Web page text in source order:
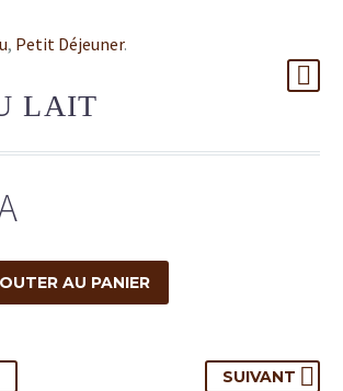
, Petit Déjeuner.
LAIT
AU PANIER
SUIVANT